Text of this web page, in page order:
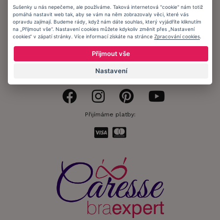
Obchodní podmínky
Ochrana osobních údajů
Zůstaňte s námi v kontaktu.
Přijímáme platby:
Sušenky u nás nepečeme, ale používáme. Taková internetová "cookie" nám totiž
pomáhá nastavit web tak, aby se vám na něm zobrazovaly věci, které vás
opravdu zajímají. Budeme rády, když nám dáte souhlas, který vyjádříte kliknutím
na „Přijmout vše“. Nastavení cookies můžete kdykoliv změnit přes „Nastavení
cookies“ v zápatí stránky. Více informací získáte na stránce Zpracování cookies
Přijmout vše
Nastavení